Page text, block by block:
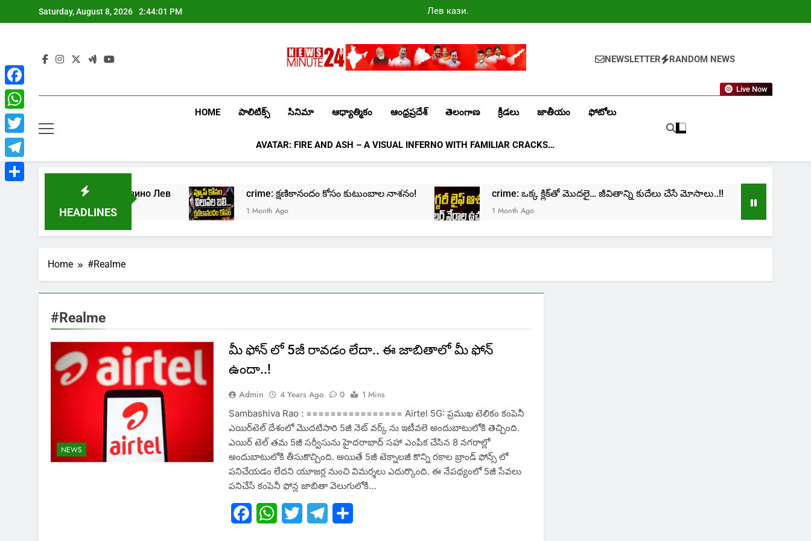
to
Saturday, August 8, 2026 2:44:01 PM
Лев казино
промокоды
Newsminute24
NEWSLETTER RANDOM NEWS
Live Now
HOME పాలిటిక్స్ సినిమా ఆధ్యాత్మికం ఆంధ్రప్రదేశ్ తెలంగాణ క్రీడలు జాతీయం ఫోటోలు
AVATAR: FIRE AND ASH – A VISUAL INFERNO WITH FAMILIAR CRACKS…
HEADLINES
Играть в онлайн казино Лев
1 Week Ago
crime: క్షణికానందం కోసం కుటుంబాల నాశనం!
1 Month Ago
crime: ఒక్క క్లిక్‌తో మొదలై… జీవితాన్ని కుదేలు చేసే మోసాలు..!!
1 Month Ago
Home #Realme
#Realme
NEWS
మీ ఫోన్ లో 5జీ రావ‌డం లేదా.. ఈ జాబితాలో మీ ఫోన్
ఉందా..!
Admin 4 Years Ago 0
1 Mins
Sambashiva Rao : ================ Airtel 5G: ప్ర‌ముఖ‌ టెలికం కంపెనీ
ఎయిర్‌టెల్ దేశంలో మొద‌టిసారి 5జీ నెట్‌ వర్క్ ను ఇటీవ‌లె అందుబాటులోకి తెచ్చింది.
ఎయిర్ టెల్ త‌మ 5జీ స‌ర్వీసును హైదరాబాద్‌ సహా ఎంపిక చేసిన 8 న‌గ‌రాల్లో
అందుబాటులోకి తీసుకొచ్చింది. అయితే 5జీ టెక్నాల‌జీ కొన్ని ర‌కాల‌ బ్రాండ్ ఫోన్స్ లో
ప‌నిచేయ‌డం లేద‌ని యూజ‌ర్ల నుంచి విమ‌ర్శ‌లు ఎదుర్కొంది. ఈ నేపథ్యంలో 5జీ సేవ‌లు
ప‌నిచేసే కంపెనీ ఫోన్ల‌ జాబితా వెలుగులోకి…
FacebookWhatsApp
Twitter Telegram
Facebook
WhatsApp
Twitter
Telegram